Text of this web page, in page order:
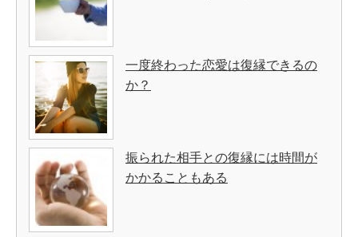
一度終わった恋愛は復縁できるの
か？
振られた相手との復縁には時間が
かかることもある